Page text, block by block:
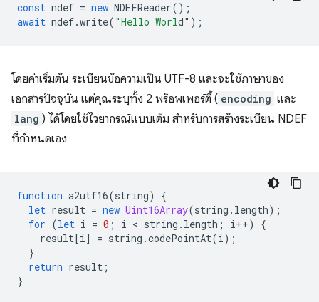
const ndef = new NDEFReader();
await ndef.write( "Hello World" );
โดยค่าเริ่มต้น ระเบียนข้อความเป็น UTF-8 และจะใช้ภาษาของ
เอกสารปัจจุบัน แต่คุณระบุทั้ง 2 พร็อพเพอร์ตี้ ( encoding และ
lang ) ได้โดยใช้ไวยากรณ์แบบเต็ม สำหรับการสร้างระเบียน NDEF
ที่กำหนดเอง
function a2utf16(string)
{
let result = new Uint16Array(string . length);
for (let i = 0 ; i < string . length ; i++)
{
result[i] = string .codePointAt(i);
}
return result ;
}